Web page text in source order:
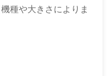
種や大きさによりま